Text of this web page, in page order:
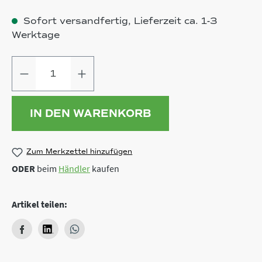
Sofort versandfertig, Lieferzeit ca. 1-3
Werktage
IN DEN WARENKORB
Zum Merkzettel hinzufügen
ODER beim Händler kaufen
Artikel teilen: